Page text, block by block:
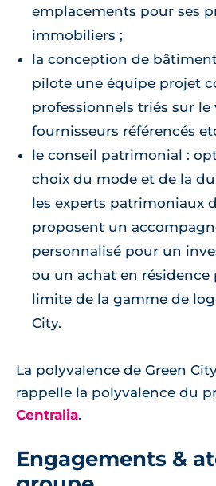
emplacements pour ses
immobiliers ;
la conception de
pilote une équipe projet
professionnels triés sur le
fournisseurs référencés
le conseil patrimonial :
choix du mode et de la
les experts patrimoniaux
proposent un
personnalisé pour un
ou un achat en résidence
limite de la gamme de
City.
La polyvalence de Green
rappelle la polyvalence du
Centralia.
Engagements &